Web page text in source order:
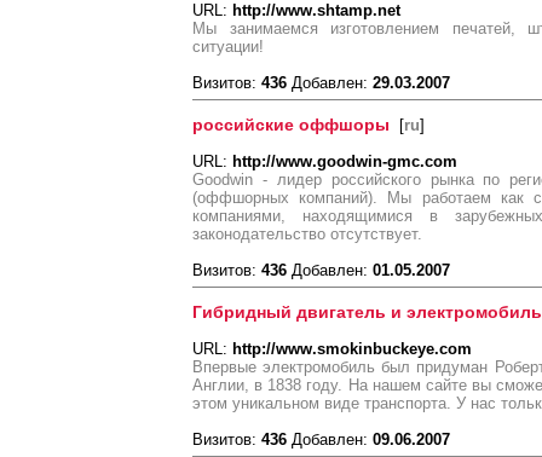
URL: http://www.shtamp.net
Мы занимаемся изготовлением
ситуации!
Визитов: 436 Добавлен: 29.03.2007
российские оффшоры [ru]
URL: http://www.goodwin-gmc.com
Goodwin - лидер российского рынка по
(оффшорных компаний). Мы работаем как
компаниями, находящимися в
законодательство отсутствует.
Визитов: 436 Добавлен: 01.05.2007
Гибридный двигатель и
URL: http://www.smokinbuckeye.com
Впервые электромобиль был придуман
Англии, в 1838 году. На нашем сайте вы
этом уникальном виде транспорта. У нас
Визитов: 436 Добавлен: 09.06.2007